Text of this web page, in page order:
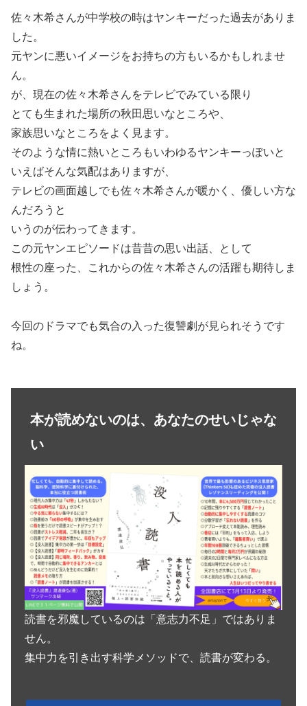
佐々木希さんが中学校の時はヤンキーだった過去がありま
した。
元ヤンに悪いイメージをお持ちの方もいるかもしれませ
ん。
が、現在の佐々木希さんをテレビでみている限り
とても生まれた場所の秋田思いなところや、
家族思いなところをよく見ます。
そのような情に熱いところもいわゆるヤンキーっぽいと
いえばそんな気配はありますが、
テレビの画面越しでも佐々木希さんが暖かく、優しい方な
んだろうと
いうのが伝わってきます。
この元ヤンエピソードは昔昔の思い出話、として
根性の座った、これからの佐々木希さんの活躍も期待しま
しょう。
今回のドラマでも気合の入った復讐劇が見られそうです
ね。
本が読めないのは、あなたのせいじゃな
い
読書を邪魔しているのは「意志力不足」ではありま
せん。
集中力を引き出す科学メソッドで、読書が変わる。